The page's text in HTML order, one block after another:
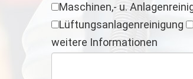
Maschinen,- u.
Lüftungsanlagenreinigung
weitere Informationen